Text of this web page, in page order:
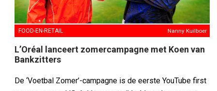
FOOD-EN-RETAIL Nanny Kuilboer
L’Oréal lanceert zomercampagne met Koen van
Bankzitters
De ‘Voetbal Zomer’-campagne is de eerste YouTube first